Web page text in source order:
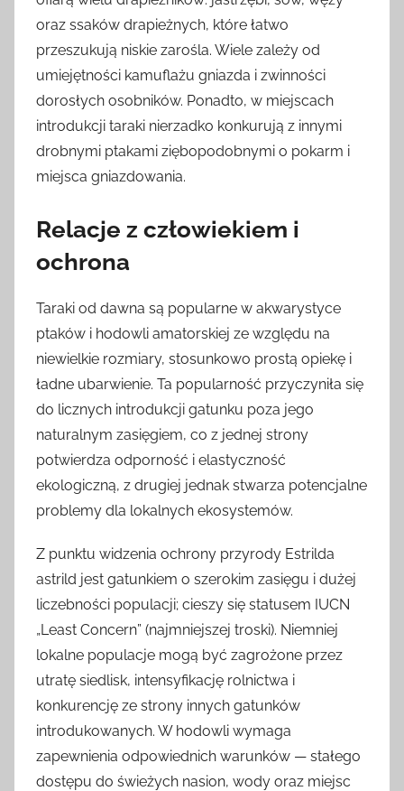
oraz ssaków drapieżnych, które łatwo
przeszukują niskie zarośla. Wiele zależy od
umiejętności kamuflażu gniazda i zwinności
dorosłych osobników. Ponadto, w miejscach
introdukcji taraki nierzadko konkurują z innymi
drobnymi ptakami ziębopodobnymi o pokarm i
miejsca gniazdowania.
Relacje z człowiekiem i
ochrona
Taraki od dawna są popularne w akwarystyce
ptaków i hodowli amatorskiej ze względu na
niewielkie rozmiary, stosunkowo prostą opiekę i
ładne ubarwienie. Ta popularność przyczyniła się
do licznych introdukcji gatunku poza jego
naturalnym zasięgiem, co z jednej strony
potwierdza odporność i elastyczność
ekologiczną, z drugiej jednak stwarza potencjalne
problemy dla lokalnych ekosystemów.
Z punktu widzenia ochrony przyrody Estrilda
astrild jest gatunkiem o szerokim zasięgu i dużej
liczebności populacji; cieszy się statusem IUCN
„Least Concern” (najmniejszej troski). Niemniej
lokalne populacje mogą być zagrożone przez
utratę siedlisk, intensyfikację rolnictwa i
konkurencję ze strony innych gatunków
introdukowanych. W hodowli wymaga
zapewnienia odpowiednich warunków — stałego
dostępu do świeżych nasion, wody oraz miejsc